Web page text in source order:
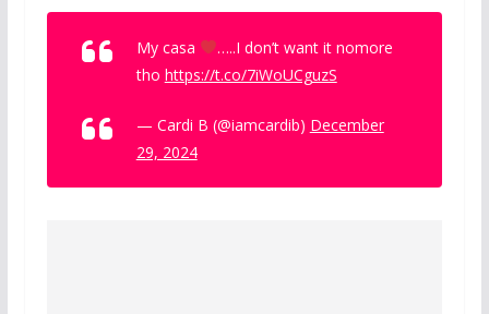
My casa
…..I don’t want it nomore
tho https://t.co/7iWoUCguzS
— Cardi B (@iamcardib) December
29, 2024